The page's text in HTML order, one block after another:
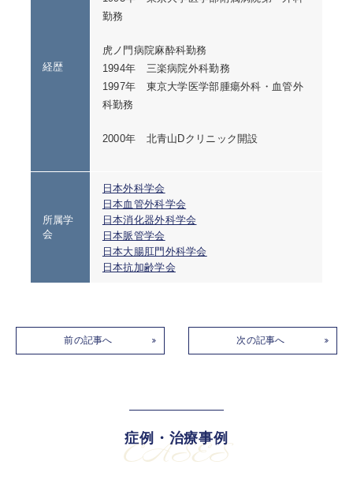
経歴
勤務
虎ノ門病院麻酔科勤務
1994年 三楽病院外科勤務
1997年 東京大学医学部腫瘍外科・血管外
科勤務
2000年 北青山Dクリニック開設
所属学
会
日本外科学会
日本血管外科学会
日本消化器外科学会
日本脈管学会
日本大腸肛門外科学会
日本抗加齢学会
前の記事へ 次の記事へ
症例・治療事例
CASES